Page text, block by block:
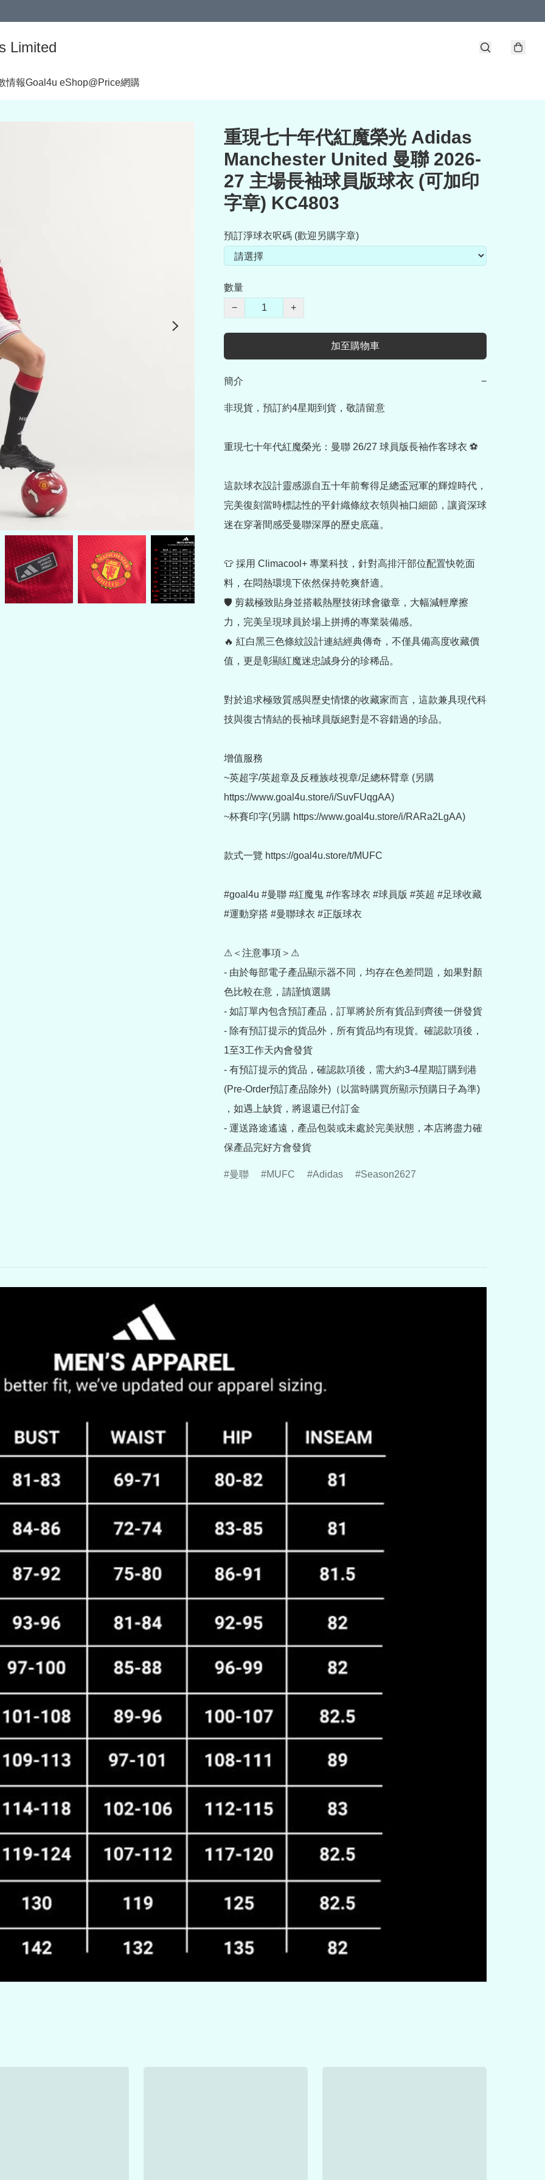
Limited
情報Goal4u eShop@Price網購
重現七十年代紅魔榮光 Adidas
Manchester United 曼聯 2026-
27 主場長袖球員版球衣 (可加印
字章) KC4803
預訂淨球衣呎碼 (歡迎另購字章)
數量
−
+
加至購物車
簡介 −
非現貨，預訂約4星期到貨，敬請留意
重現七十年代紅魔榮光：曼聯 26/27 球員版長袖作客球衣 ⚽
這款球衣設計靈感源自五十年前奪得足總盃冠軍的輝煌時代，
完美復刻當時標誌性的平針織條紋衣領與袖口細節，讓資深球
迷在穿著間感受曼聯深厚的歷史底蘊。
👕 採用 Climacool+ 專業科技，針對高排汗部位配置快乾面
料，在悶熱環境下依然保持乾爽舒適。
🛡️ 剪裁極致貼身並搭載熱壓技術球會徽章，大幅減輕摩擦
力，完美呈現球員於場上拼搏的專業裝備感。
🔥 紅白黑三色條紋設計連結經典傳奇，不僅具備高度收藏價
值，更是彰顯紅魔迷忠誠身分的珍稀品。
對於追求極致質感與歷史情懷的收藏家而言，這款兼具現代科
技與復古情結的長袖球員版絕對是不容錯過的珍品。
增值服務
~英超字/英超章及反種族歧視章/足總杯臂章 (另購
https://www.goal4u.store/i/SuvFUqgAA)
~杯賽印字(另購 https://www.goal4u.store/i/RARa2LgAA)
款式一覽 https://goal4u.store/t/MUFC
#goal4u #曼聯 #紅魔鬼 #作客球衣 #球員版 #英超 #足球收藏
#運動穿搭 #曼聯球衣 #正版球衣
⚠＜注意事項＞⚠
- 由於每部電子產品顯示器不同，均存在色差問題，如果對顏
色比較在意，請謹慎選購
- 如訂單內包含預訂產品，訂單將於所有貨品到齊後一併發貨
- 除有預訂提示的貨品外，所有貨品均有現貨。確認款項後，
1至3工作天內會發貨
- 有預訂提示的貨品，確認款項後，需大約3-4星期訂購到港
(Pre-Order預訂產品除外)（以當時購買所顯示預購日子為準)
，如遇上缺貨，將退還已付訂金
- 運送路途遙遠，產品包裝或未處於完美狀態，本店將盡力確
保產品完好方會發貨
曼聯 MUFC Adidas Season2627